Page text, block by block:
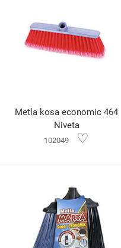
Metla kosa economic 464
Niveta
102049 ♡